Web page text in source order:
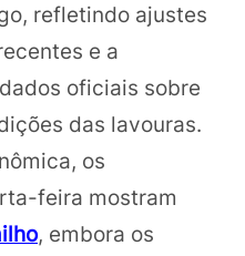
refletindo ajustes
e a
oficiais sobre
das lavouras.
os
feira mostram
, embora os